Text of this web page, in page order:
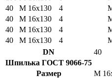
40
М 16х130 4
40
М 16х130 4
40
М 16х130 4
40
М 16х130 4
DN
40
Шпилька ГОСТ 9066-75
Размер
М